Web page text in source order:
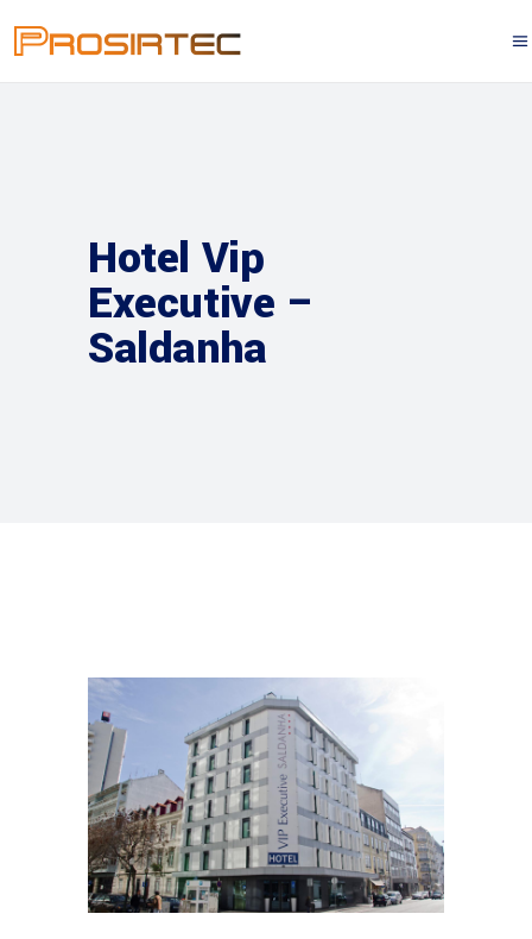
Hotel Vip
Executive –
Saldanha